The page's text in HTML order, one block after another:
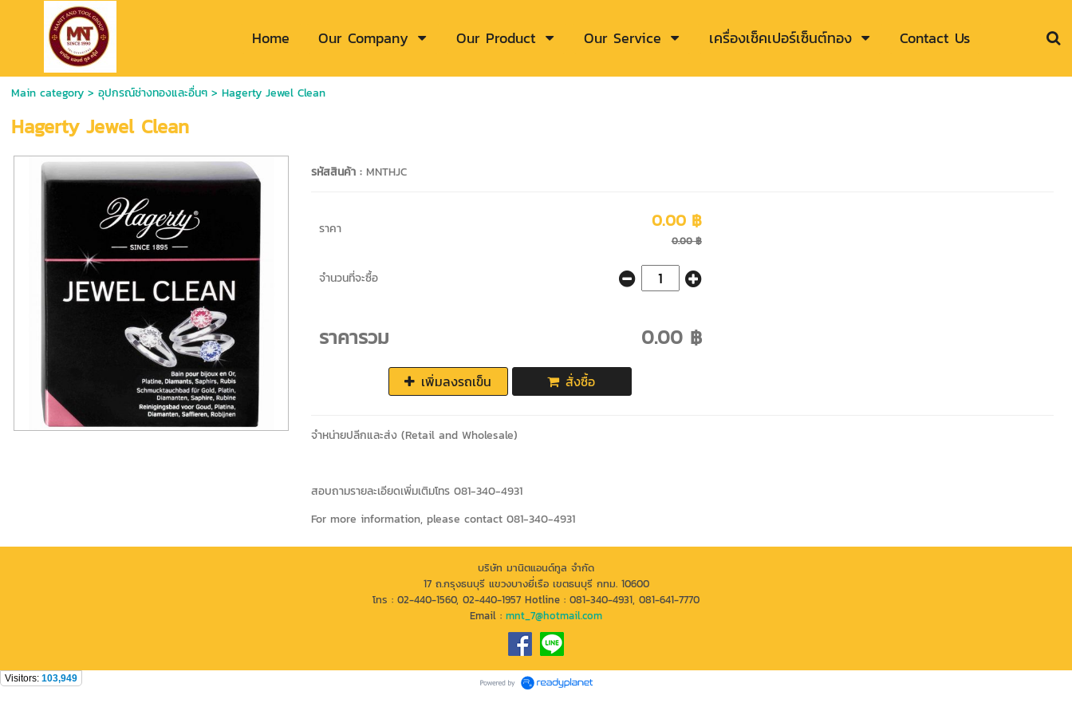
Home Our Company Our Product Our Service เครื่องเช็คเปอร์เซ็นต์ทอง Contact Us
Main category> อุปกรณ์ช่างทองและอื่นๆ> Hagerty Jewel Clean
Hagerty Jewel Clean
รหัสสินค้า : MNTHJC
ราคา 0.00 ฿
0.00 ฿
จำนวนที่จะซื้อ
ราคารวม 0.00 ฿
เพิ่มลงรถเข็น สั่งซื้อ
จำหน่ายปลีกและส่ง (Retail and Wholesale)
สอบถามรายละเอียดเพิ่มเติมโทร 081-340-4931
For more information, please contact 081-340-4931
บริษัท มานิตแอนด์ทูล จำกัด
17 ถ.กรุงธนบุรี แขวงบางยี่เรือ เขตธนบุรี กทม. 10600
โทร : 02-440-1560, 02-440-1957 Hotline : 081-340-4931, 081-641-7770
Email : mnt_7@hotmail.com
Visitors: 103,949